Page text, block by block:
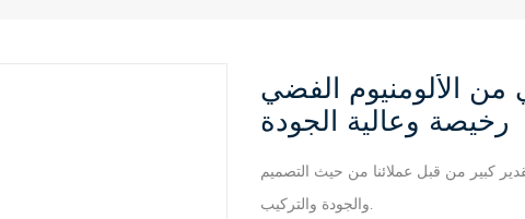
من الألومنيوم الفضي
رخيصة وعالية الجودة
كبير من قبل عملائنا من حيث التصميم
والجودة والتركيب.